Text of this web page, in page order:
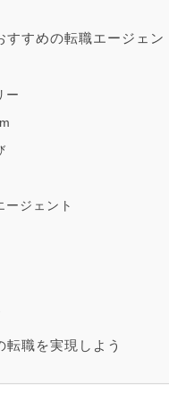
すすめの転職エージェン
ー
ージェント
転職を実現しよう